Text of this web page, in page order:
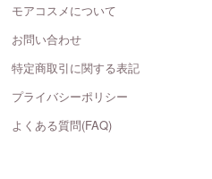
モアコスメについて
お問い合わせ
特定商取引に関する表記
プライバシーポリシー
よくある質問(FAQ)